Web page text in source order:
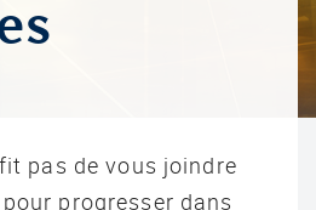
pas de vous joindre
progresser dans